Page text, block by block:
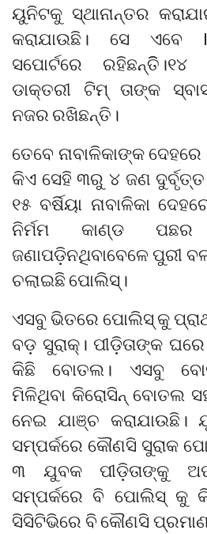
ୟୁନିଟକୁ ସ୍ଥାନାନ୍ତର
କରାଯାଉଛି। ସେ ଏବେ
ସପୋର୍ଟରେ
ଡାକ୍ତରୀ ଟିମ୍ ତାଙ୍କ
ନଜର ରଖିଛନ୍ତି।
ତେବେ ନାବାଳିକାଙ୍କ
କିଏ ସେହି ୩ରୁ ୪ ଜଣ ଦୁର୍ବୃତ୍ତ
୧୫ ବର୍ଷିୟା ନାବାଳିକା
ନିର୍ମମ କାଣ୍ଡ
ଜଣାପଡ଼ିନଥିବାବେଳେ ପୁରୀ
ଚଲାଇଛି ପୋଲିସ୍।
ଏସବୁ ଭିତରେ ପୋଲିସ୍ କୁ
ବଡ଼ ସୁରାକ୍। ପୀଡ଼ିତାଙ୍କ
କିଛି ବୋତଲ। ଏସବୁ
ମିଳିଥିବା କିରୋସିନ୍ ବୋତଲ
ନେଇ ଯାଞ୍ଚ
ସମ୍ପର୍କରେ କୌଣସି ସୁରାକ
୩ ଯୁବକ ପୀଡ଼ିତାଙ୍କୁ
ସମ୍ପର୍କରେ ବି ପୋଲିସ୍ କୁ
ସିସିଟିଭିରେ ବି କୌଣସି